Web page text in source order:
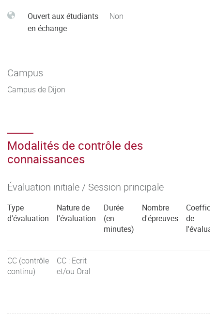
Ouvert aux étudiants
en échange
Non
Campus
Campus de Dijon
Modalités de contrôle des
connaissances
Évaluation initiale / Session principale
Type
d'évaluation
Nature de
l'évaluation
Durée
(en
minutes)
Nombre
d'épreuves
de
CC (contrôle
continu)
CC : Ecrit
et/ou Oral